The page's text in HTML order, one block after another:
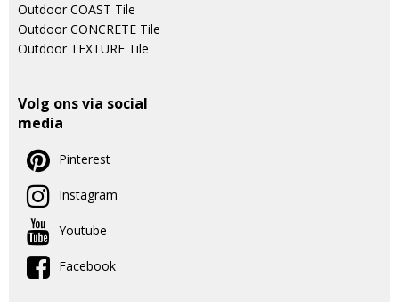
Outdoor COAST Tile
Outdoor CONCRETE Tile
Outdoor TEXTURE Tile
Volg ons via social
media
Pinterest
Instagram
Youtube
Facebook